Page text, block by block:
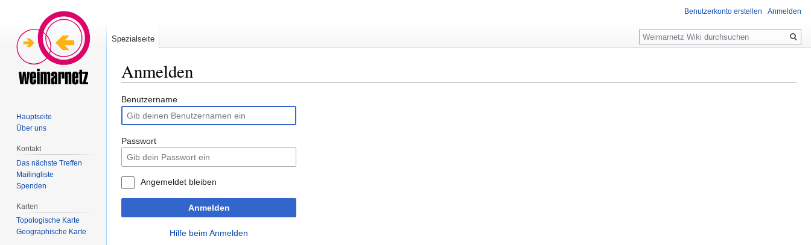
Anmelden
Zur
Navigation
springen
Zur
Suche
springen
Benutzername
Passwort
Angemeldet bleiben
Anmelden
Hilfe beim Anmelden
Benutzerkonto erstellen Anmelden
Spezialseite
Suche
Hauptseite
Über uns
Kontakt
Das nächste Treffen
Mailingliste
Spenden
Karten
Topologische Karte
Geographische Karte